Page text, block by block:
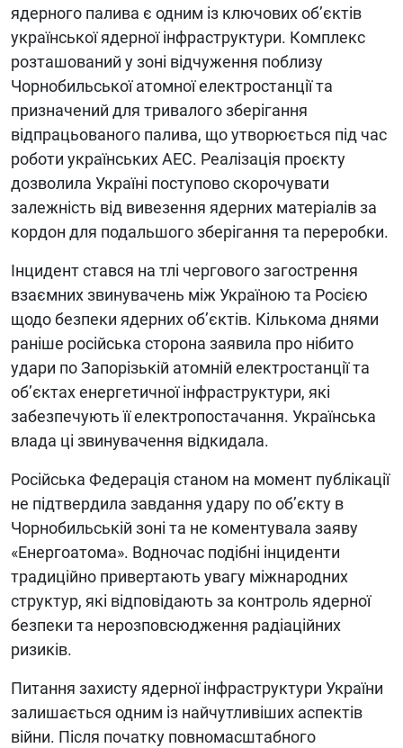
ядерного палива є одним із ключових об’єктів
української ядерної інфраструктури. Комплекс
розташований у зоні відчуження поблизу
Чорнобильської атомної електростанції та
призначений для тривалого зберігання
відпрацьованого палива, що утворюється під час
роботи українських АЕС. Реалізація проєкту
дозволила Україні поступово скорочувати
залежність від вивезення ядерних матеріалів за
кордон для подальшого зберігання та переробки.
Інцидент стався на тлі чергового загострення
взаємних звинувачень між Україною та Росією
щодо безпеки ядерних об’єктів. Кількома днями
раніше російська сторона заявила про нібито
удари по Запорізькій атомній електростанції та
об’єктах енергетичної інфраструктури, які
забезпечують її електропостачання. Українська
влада ці звинувачення відкидала.
Російська Федерація станом на момент публікації
не підтвердила завдання удару по об’єкту в
Чорнобильській зоні та не коментувала заяву
«Енергоатома». Водночас подібні інциденти
традиційно привертають увагу міжнародних
структур, які відповідають за контроль ядерної
безпеки та нерозповсюдження радіаційних
ризиків.
Питання захисту ядерної інфраструктури України
залишається одним із найчутливіших аспектів
війни. Після початку повномасштабного